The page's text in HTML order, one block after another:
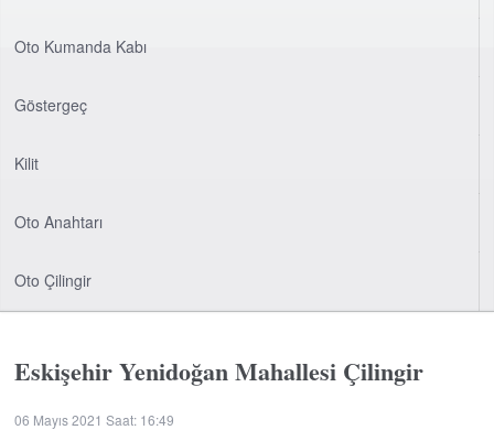
Oto Kumanda Kabı
Göstergeç
Kilit
Oto Anahtarı
Oto Çilingir
Eskişehir Yenidoğan Mahallesi Çilingir
06 Mayıs 2021 Saat: 16:49